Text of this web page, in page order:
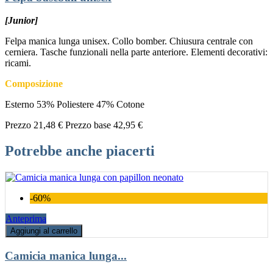
[Junior]
Felpa manica lunga unisex. Collo bomber. Chiusura centrale con
cerniera. Tasche funzionali nella parte anteriore. Elementi decorativi:
ricami.
Composizione
Esterno 53% Poliestere 47% Cotone
Prezzo 21,48 € Prezzo base 42,95 €
Potrebbe anche piacerti
-60%
Anteprima
Aggiungi al carrello
Camicia manica lunga...